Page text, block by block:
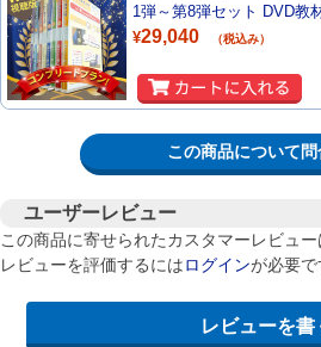
1弾～第8弾セット DVD教
¥29,040 （税込み）
この商品について問
ユーザーレビュー
この商品に寄せられたカスタマーレビュー
レビューを評価するにはログインが必要で